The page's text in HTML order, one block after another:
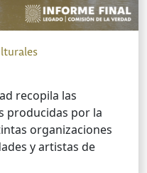
recopila las
producidas por la
organizaciones
y artistas de